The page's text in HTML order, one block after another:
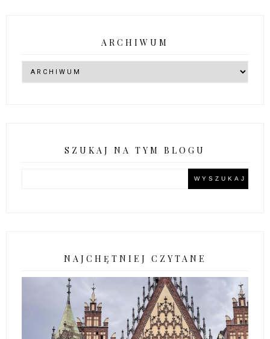
ARCHIWUM
SZUKAJ NA TYM BLOGU
NAJCHĘTNIEJ CZYTANE